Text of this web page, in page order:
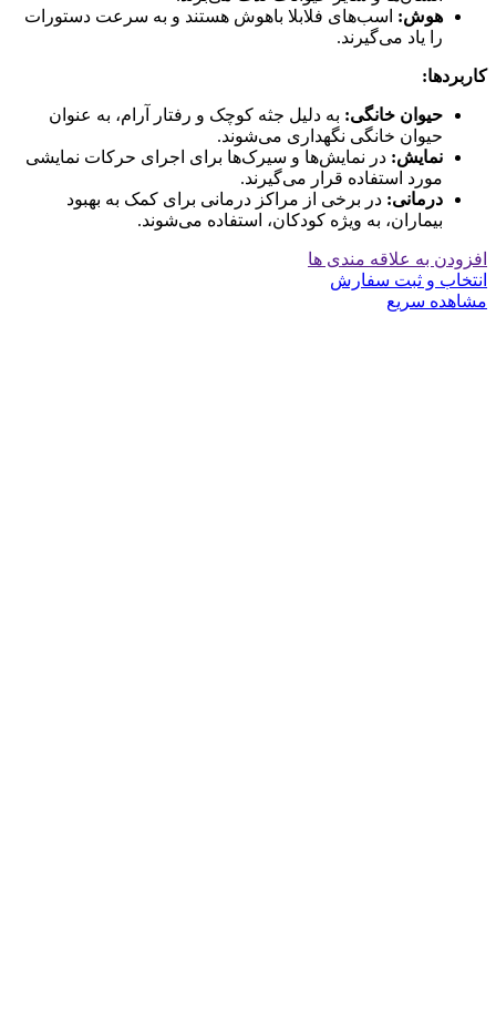
هوش: اسب‌های فلابلا باهوش هستند و به سرعت دستورات
را یاد می‌گیرند.
کاربردها:
حیوان خانگی: به دلیل جثه کوچک و رفتار آرام، به عنوان
حیوان خانگی نگهداری می‌شوند.
نمایش: در نمایش‌ها و سیرک‌ها برای اجرای حرکات نمایشی
مورد استفاده قرار می‌گیرند.
درمانی: در برخی از مراکز درمانی برای کمک به بهبود
بیماران، به ویژه کودکان، استفاده می‌شوند.
افزودن به علاقه مندی ها
انتخاب و ثبت سفارش
مشاهده سریع